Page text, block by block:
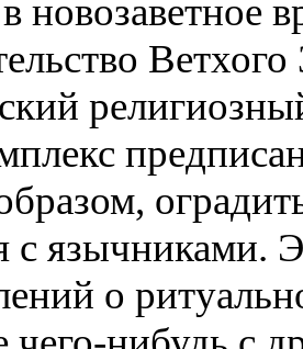
новозаветное
с язычниками.
о